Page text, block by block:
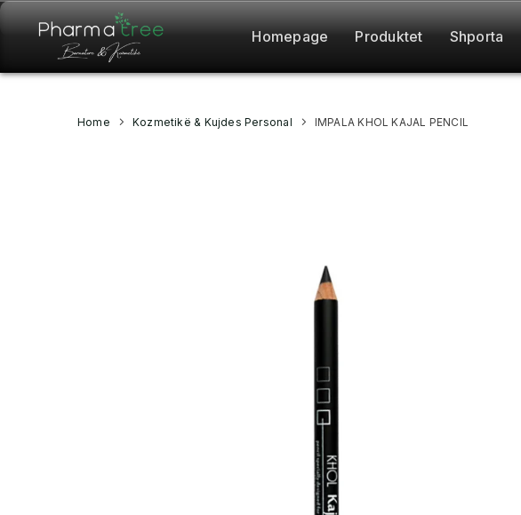
Homepage Produktet Shporta
Home Kozmetikë & Kujdes Personal IMPALA KHOL KAJAL PENCIL